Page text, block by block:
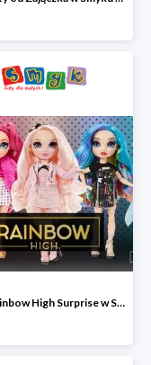
Lalki Rainbow High Surprise w Smyku do -35%